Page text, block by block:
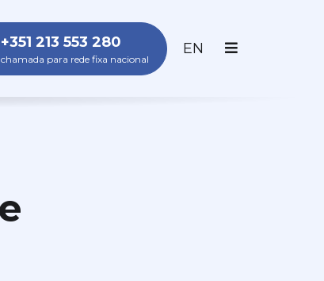
+351 213 553 280
chamada para rede fixa nacional
EN ENGLISH